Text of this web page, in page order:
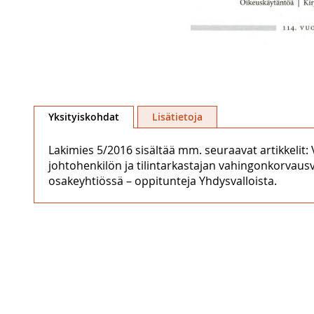
to
the
images
gallery
Yksityiskohdat
Lakimies 5/2016 sisältää mm. seuraavat
johtohenkilön ja tilintarkastajan
osakeyhtiössä – oppitunteja Yhdysvalloista.
Lisätietoja